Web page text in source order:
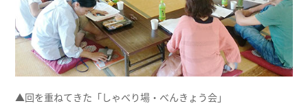
▲回を重ねてきた「しゃべり場・べんきょう会」